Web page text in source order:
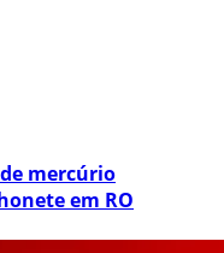
mercúrio
em RO